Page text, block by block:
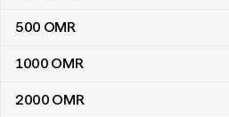
500 OMR
1000 OMR
2000 OMR